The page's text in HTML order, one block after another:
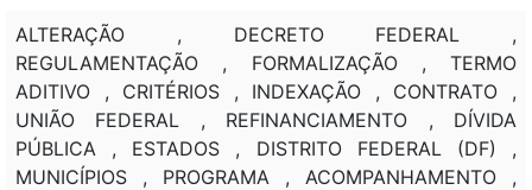
ALTERAÇÃO , DECRETO FEDERAL ,
REGULAMENTAÇÃO , FORMALIZAÇÃO , TERMO
ADITIVO , CRITÉRIOS , INDEXAÇÃO , CONTRATO ,
UNIÃO FEDERAL , REFINANCIAMENTO , DÍVIDA
PÚBLICA , ESTADOS , DISTRITO FEDERAL (DF) ,
MUNICÍPIOS , PROGRAMA , ACOMPANHAMENTO ,